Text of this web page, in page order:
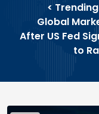
Trending
>
Global
After US Fed
to